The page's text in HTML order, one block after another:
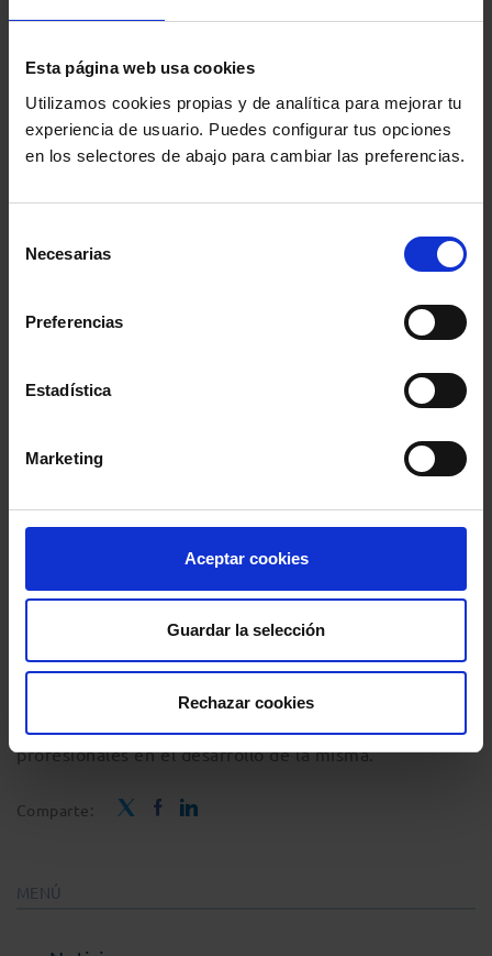
Esta página web usa cookies
Utilizamos cookies propias y de analítica para mejorar tu
experiencia de usuario. Puedes configurar tus opciones
en los selectores de abajo para cambiar las preferencias.
Necesarias
Preferencias
Estadística
Marketing
Aceptar cookies
Guardar la selección
Rechazar cookies
subvenciones a los colegios profesionales.
En materia de tasas judiciales, también se han
normativa
adecuarla a la
sentencia del
Constitucional.
profesionales en el desarrollo de la misma.
Comparte:
MENÚ